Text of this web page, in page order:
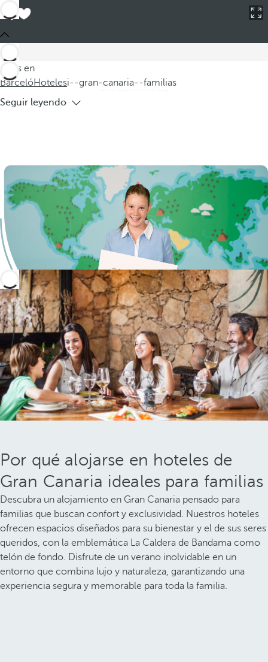
Estás en
BarcelóHotelesi--gran-canaria--familias
En Gran Canaria, nuestros alojamientos familiares le ofrecen
una experiencia única cerca de las Dunas de Maspalomas.
Disfrute de instalaciones acuáticas diseñadas para el
entretenimiento
Seguir leyendo
Por qué alojarse en hoteles de
Gran Canaria ideales para familias
Descubra un alojamiento en Gran Canaria pensado para
familias que buscan confort y exclusividad. Nuestros hoteles
ofrecen espacios diseñados para su bienestar y el de sus seres
queridos, con la emblemática La Caldera de Bandama como
telón de fondo. Disfrute de un verano inolvidable en un
entorno que combina lujo y naturaleza, garantizando una
experiencia segura y memorable para toda la familia.